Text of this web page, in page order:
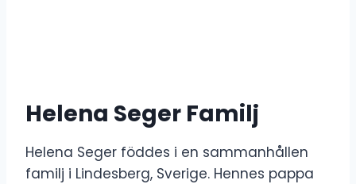
Helena Seger Familj
Helena Seger föddes i en sammanhållen
familj i Lindesberg, Sverige. Hennes pappa